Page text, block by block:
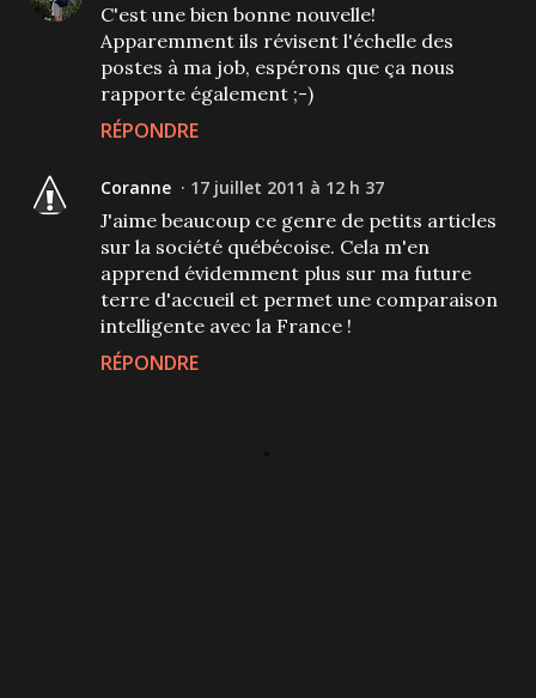
C'est une bien bonne nouvelle!
Apparemment ils révisent l'échelle des
postes à ma job, espérons que ça nous
rapporte également ;-)
RÉPONDRE
Coranne 17 juillet 2011 à 12 h 37
J'aime beaucoup ce genre de petits articles
sur la société québécoise. Cela m'en
apprend évidemment plus sur ma future
terre d'accueil et permet une comparaison
intelligente avec la France !
RÉPONDRE